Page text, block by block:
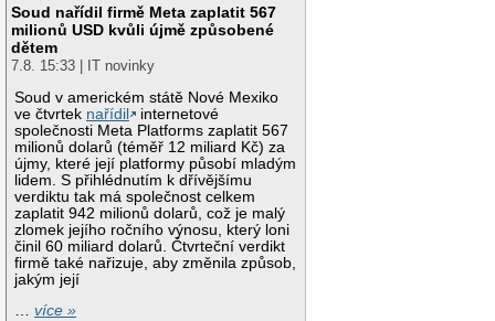
Soud nařídil firmě Meta zaplatit 567
milionů USD kvůli újmě způsobené
dětem
7.8. 15:33 | IT novinky
Soud v americkém státě Nové Mexiko
ve čtvrtek nařídil
internetové
společnosti Meta Platforms zaplatit 567
milionů dolarů (téměř 12 miliard Kč) za
újmy, které její platformy působí mladým
lidem. S přihlédnutím k dřívějšímu
verdiktu tak má společnost celkem
zaplatit 942 milionů dolarů, což je malý
zlomek jejího ročního výnosu, který loni
činil 60 miliard dolarů. Čtvrteční verdikt
firmě také nařizuje, aby změnila způsob,
jakým její
…více »